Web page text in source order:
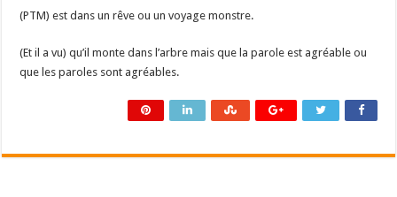
(PTM) est dans un rêve ou un voyage monstre.
(Et il a vu) qu’il monte dans l’arbre mais que la parole est agréable ou
que les paroles sont agréables.